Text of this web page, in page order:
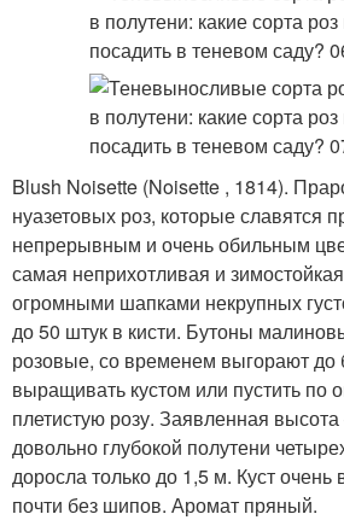
Blush Noisette (Noisette , 1814).
нуазетовых роз, которые славятся
непрерывным и очень обильным
самая неприхотливая и
огромными шапками некрупных
до 50 штук в кисти. Бутоны
розовые, со временем выгорают
выращивать кустом или пустить по
плетистую розу. Заявленная
довольно глубокой полутени
доросла только до 1,5 м. Куст очень
почти без шипов. Аромат пряный.